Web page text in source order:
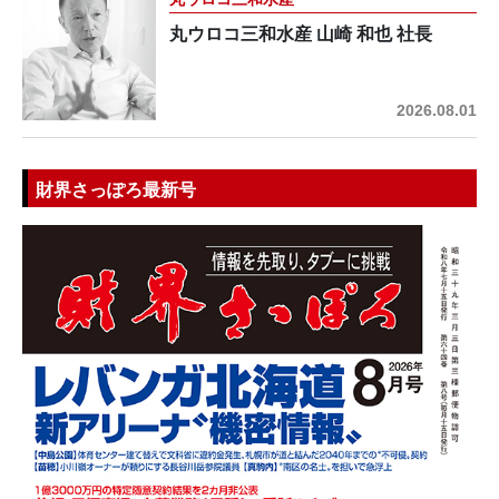
丸ウロコ三和水産 山崎 和也 社長
2026.08.01
財界さっぽろ最新号